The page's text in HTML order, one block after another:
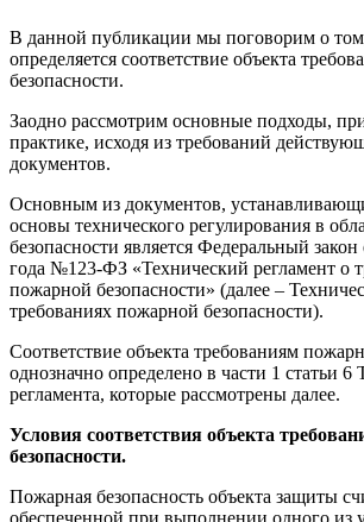
В данной публикации мы поговорим о
определяется соответствие объекта
безопасности.
Заодно рассмотрим основные подходы,
практике, исходя из требований
документов.
Основным из документов,
основы технического регулирования в
безопасности является Федеральный
года №123-ФЗ «Технический регламент о
пожарной безопасности» (далее –
требованиях пожарной безопасности).
Соответствие объекта требованиям
однозначно определено в части 1 статьи 6
регламента, которые рассмотрены далее.
Условия соответствия объекта
безопасности.
Пожарная безопасность объекта защиты
обеспеченной при выполнении одного из